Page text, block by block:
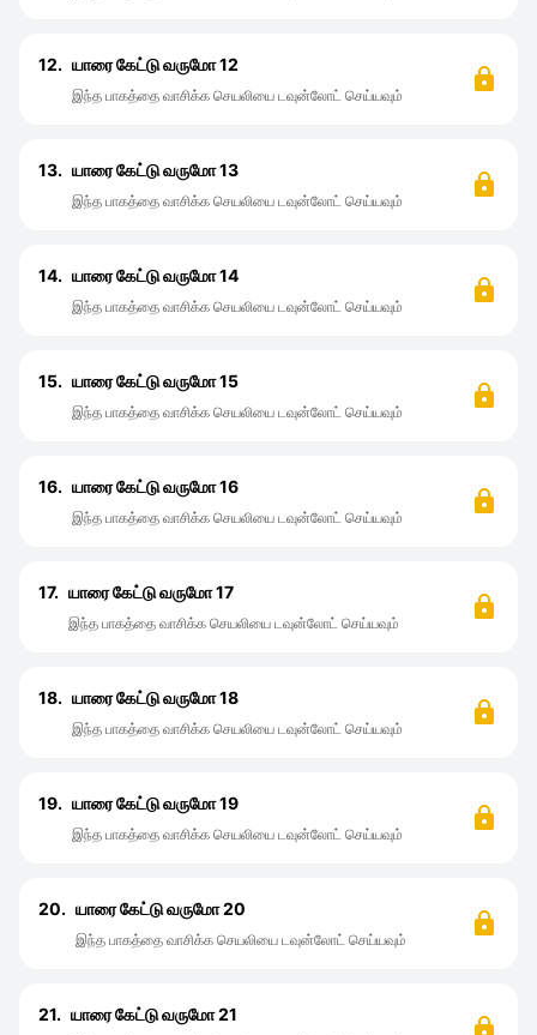
12. யாரை கேட்டு வருமோ 12
இந்த பாகத்தை வாசிக்க செயலியை டவுன்லோட் செய்யவும்
13. யாரை கேட்டு வருமோ 13
இந்த பாகத்தை வாசிக்க செயலியை டவுன்லோட் செய்யவும்
14. யாரை கேட்டு வருமோ 14
இந்த பாகத்தை வாசிக்க செயலியை டவுன்லோட் செய்யவும்
15. யாரை கேட்டு வருமோ 15
இந்த பாகத்தை வாசிக்க செயலியை டவுன்லோட் செய்யவும்
16. யாரை கேட்டு வருமோ 16
இந்த பாகத்தை வாசிக்க செயலியை டவுன்லோட் செய்யவும்
17. யாரை கேட்டு வருமோ 17
இந்த பாகத்தை வாசிக்க செயலியை டவுன்லோட் செய்யவும்
18. யாரை கேட்டு வருமோ 18
இந்த பாகத்தை வாசிக்க செயலியை டவுன்லோட் செய்யவும்
19. யாரை கேட்டு வருமோ 19
இந்த பாகத்தை வாசிக்க செயலியை டவுன்லோட் செய்யவும்
20. யாரை கேட்டு வருமோ 20
இந்த பாகத்தை வாசிக்க செயலியை டவுன்லோட் செய்யவும்
21. யாரை கேட்டு வருமோ 21